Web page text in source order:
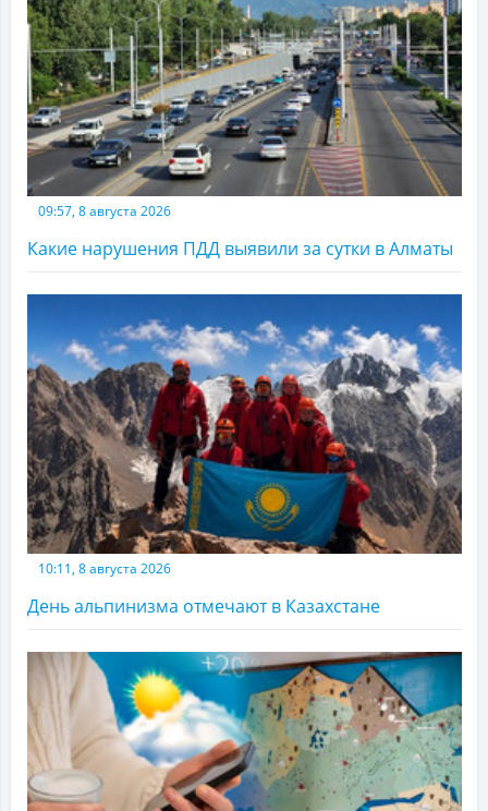
09:57, 8 августа 2026
Какие нарушения ПДД выявили за сутки в Алматы
10:11, 8 августа 2026
День альпинизма отмечают в Казахстане